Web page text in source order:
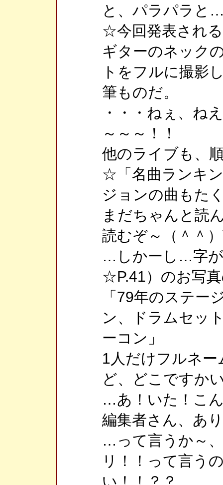
と、パラパラと
☆今回発表され
ギターのネック
トをフルに撮影
筆ものだ。
・・・ねぇ、ね
～～～！！
他のライブも、
☆「名曲ランキ
ジョンの曲もた
まだちゃんと読
読むぞ～（＾＾
…しかーし…字
☆P.41）のお写
「79年のステー
ン、ドラムセッ
ーコン」
1人だけフルネ
ど、どこですか
…あ！いた！こ
編集者さん、あ
…って言うか～
リ！！って言う
い！！？？